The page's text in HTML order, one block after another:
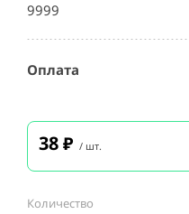
9999
Оплата
38₽ / шт.
Количество